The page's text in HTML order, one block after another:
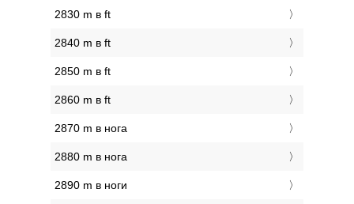
2830 m в ft
2840 m в ft
2850 m в ft
2860 m в ft
2870 m в нога
2880 m в нога
2890 m в ноги